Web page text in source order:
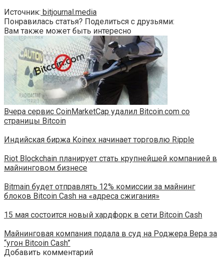
Источник: bitjournal.media
Понравилась статья? Поделиться с друзьями:
Вам также может быть интересно
Вчера сервис CoinMarketCap удалил Bitcoin.com со
страницы Bitcoin
Индийская биржа Koinex начинает торговлю Ripple
Riot Blockchain планирует стать крупнейшей компанией в
майнинговом бизнесе
Bitmain будет отправлять 12% комиссии за майнинг
блоков Bitcoin Cash на «адреса сжигания»
15 мая состоится новый хардфорк в сети Bitcoin Cash
Майнинговая компания подала в суд на Роджера Вера за
“угон Bitcoin Cash”
Добавить комментарий